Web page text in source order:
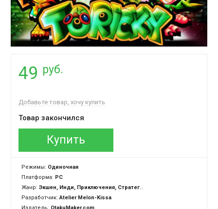
49 руб.
Добавьте товар, хочу купить
Товар закончился
Купить
Режимы: Одиночная
Платформа: PC
Жанр:Экшен, Инди, Приключения, Стратегия, Казуальная
Разработчик:Atelier Melon-Kissa